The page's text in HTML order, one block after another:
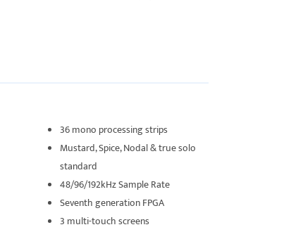
36 mono processing strips
Mustard, Spice, Nodal & true solo
standard
48/96/192kHz Sample Rate
Seventh generation FPGA
3 multi-touch screens